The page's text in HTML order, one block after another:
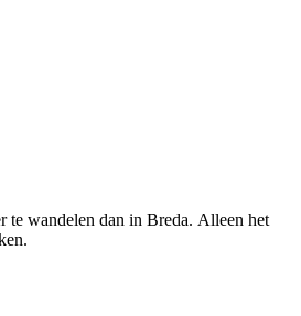
te wandelen dan in Breda. Alleen het